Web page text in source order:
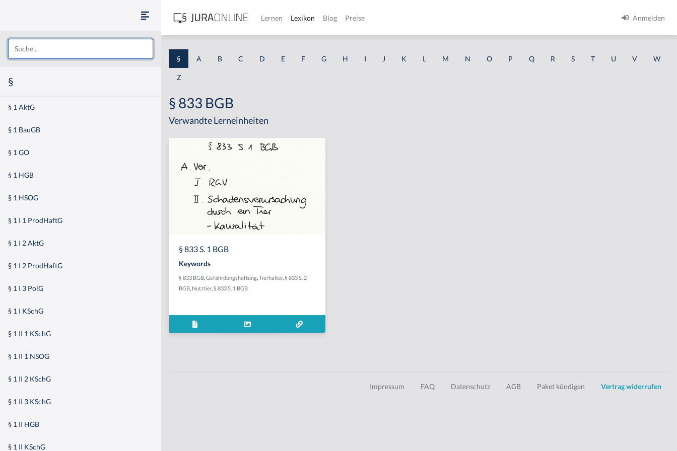
§
§ 1 AktG
§ 1 BauGB
§ 1 GO
§ 1 HGB
§ 1 HSOG
§ 1 I 1 ProdHaftG
§ 1 I 2 AktG
§ 1 I 2 ProdHaftG
§ 1 I 3 PolG
§ 1 I KSchG
§ 1 II 1 KSchG
§ 1 II 1 NSOG
§ 1 II 2 KSchG
§ 1 II 3 KSchG
§ 1 II HGB
§ 1 II KSchG
Lernen Lexikon Blog Preise Anmelden
§ A B C D E F G H I J K L M N O P Q R S T U V W
Z
§ 833 BGB
Verwandte Lerneinheiten
§ 833 S. 1 BGB
Keywords
§ 833 BGB,Gefährdungshaftung,Tierhalter,§ 833 S. 2
BGB, Nutztier,§ 833 S. 1 BGB
Impressum FAQ Datenschutz AGB Paket kündigen Vertrag widerrufen